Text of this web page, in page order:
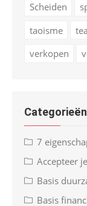
Scheiden
taoisme
verkopen
Categorieën
7
Accepteer
Basis
Basis